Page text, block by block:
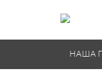
НАША